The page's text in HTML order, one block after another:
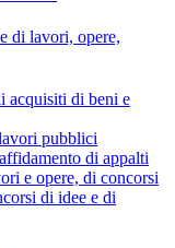
di lavori, opere,
acquisiti di beni e
pubblici
di appalti
e opere, di concorsi
di idee e di